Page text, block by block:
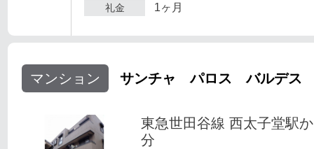
礼金 1ヶ月
マンション サンチャ パロス バルデス
東急世田谷線 西太子堂駅
分